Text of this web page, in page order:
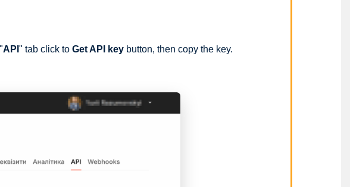
API " tab click to Get API key button, then copy the key.